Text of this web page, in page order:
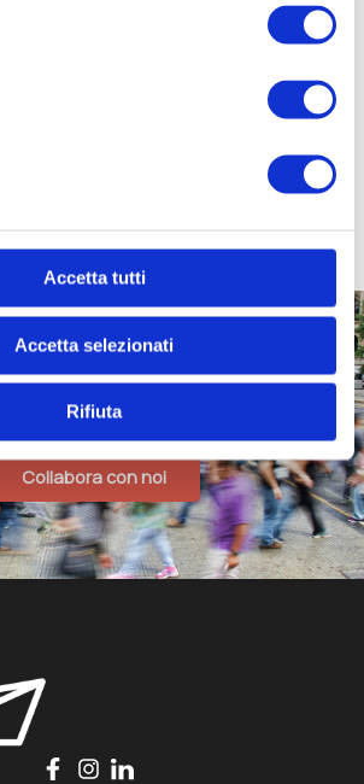
Accetta tutti
Accetta selezionati
Rifiuta
in progetti e i bisogni in opportunità.
per Enti e Aziende che vogliono
impatto sociale reale.
Collabora con noi